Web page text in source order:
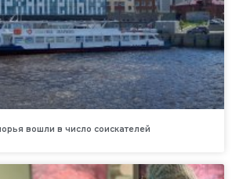
вошли в число соискателей